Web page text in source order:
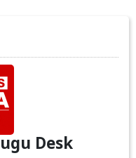
Desk